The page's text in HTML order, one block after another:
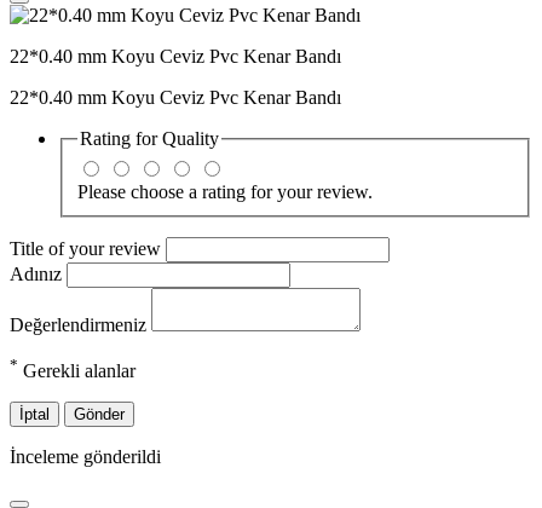
22*0.40 mm Koyu Ceviz Pvc Kenar Bandı
22*0.40 mm Koyu Ceviz Pvc Kenar Bandı
Rating forQuality
Please choose a rating for your review.
Title of your review
Adınız
Değerlendirmeniz
* Gerekli alanlar
İptal Gönder
İnceleme gönderildi